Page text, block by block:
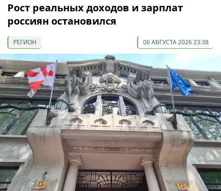
Рост реальных доходов и зарплат
россиян остановился
РЕГИОН 06 АВГУСТА 2026 23:38